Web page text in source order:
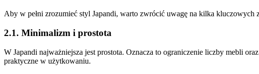
Aby w pełni zrozumieć styl Japandi, warto zwrócić uwagę na kilka kluczowych
2.1. Minimalizm i prostota
W Japandi najważniejsza jest prostota. Oznacza to ograniczenie liczby mebli
praktyczne w użytkowaniu.